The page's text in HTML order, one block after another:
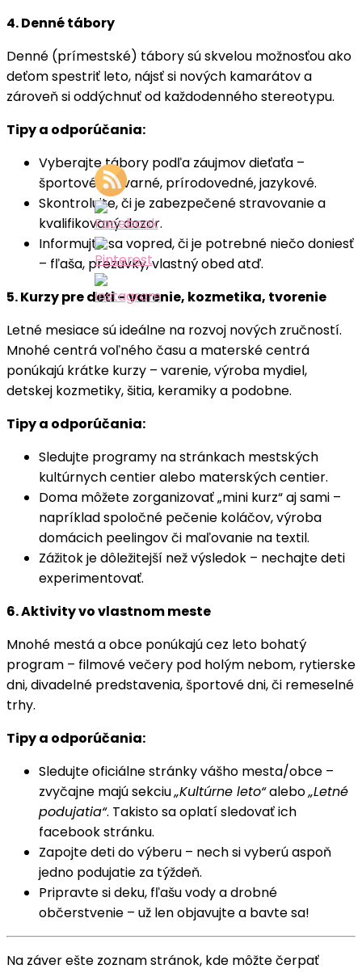
4. Denné tábory
Denné (prímestské) tábory sú skvelou možnosťou ako
deťom spestriť leto, nájsť si nových kamarátov a
zároveň si oddýchnuť od každodenného stereotypu.
Tipy a odporúčania:
Vyberajte tábory podľa záujmov dieťaťa –
športové, výtvarné, prírodovedné, jazykové.
Skontrolujte, či je zabezpečené stravovanie a
kvalifikovaný dozor.
Informujte sa vopred, či je potrebné niečo doniesť
– fľaša, prezuvky, vlastný obed atď.
5. Kurzy pre deti – varenie, kozmetika, tvorenie
Letné mesiace sú ideálne na rozvoj nových zručností.
Mnohé centrá voľného času a materské centrá
ponúkajú krátke kurzy – varenie, výroba mydiel,
detskej kozmetiky, šitia, keramiky a podobne.
Tipy a odporúčania:
Sledujte programy na stránkach mestských
kultúrnych centier alebo materských centier.
Doma môžete zorganizovať „mini kurz“ aj sami –
napríklad spoločné pečenie koláčov, výroba
domácich peelingov či maľovanie na textil.
Zážitok je dôležitejší než výsledok – nechajte deti
experimentovať.
6. Aktivity vo vlastnom meste
Mnohé mestá a obce ponúkajú cez leto bohatý
program – filmové večery pod holým nebom, rytier­ske
dni, divadelné predstavenia, športové dni, či remeselné
trhy.
Tipy a odporúčania:
Sledujte oficiálne stránky vášho mesta/obce –
zvyčajne majú sekciu„Kultúrne leto“alebo„Letné
podujatia“. Takisto sa oplatí sledovať ich
facebook stránku.
Zapojte deti do výberu – nech si vyberú aspoň
jedno podujatie za týždeň.
Pripravte si deku, fľašu vody a drobné
občerstvenie – už len objavujte a bavte sa!
Na záver ešte zoznam stránok, kde môžte čerpať